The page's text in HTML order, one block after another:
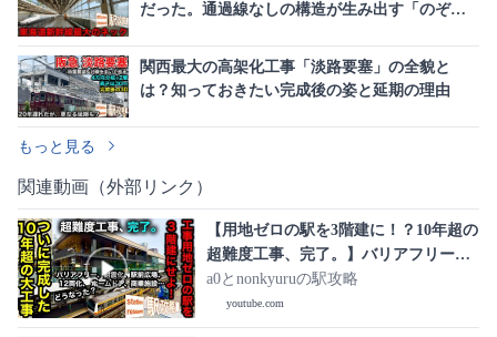
だった。通過線なしの構造が生み出す「のぞみ
関西最大の高架化工事「淡路要塞」の全貌と
は？知っておきたい完成後の姿と延期の理由
もっと見る
関連動画（外部リンク）
【用地ゼロの駅を3階建に！？10年超の
超難度工事、完了。】バリアフリーか
ら耐震化、駅前広場、12両化、ホーム
ドア、商業施設…大変貌した御茶ノ水
駅は【どうなった？】■駅攻略
a0とnonkyuruの駅攻略
youtube.com